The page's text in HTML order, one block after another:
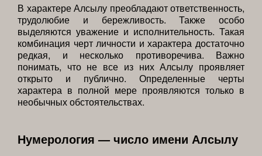
В характере Алсылу преобладают ответственность,
трудолюбие и бережливость. Также особо
выделяются уважение и исполнительность. Такая
комбинация черт личности и характера достаточно
редкая, и несколько противоречива. Важно
понимать, что не все из них Алсылу проявляет
открыто и публично. Определенные черты
характера в полной мере проявляются только в
необычных обстоятельствах.
Нумерология — число имени Алсылу